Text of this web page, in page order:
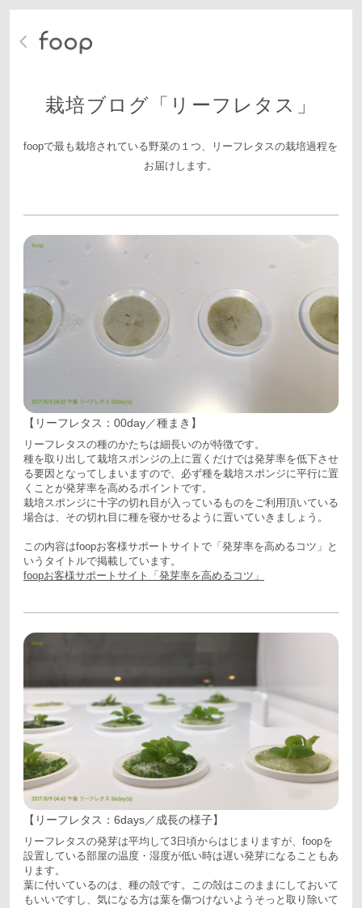
栽培ブログ「リーフレタス」
foopで最も栽培されている野菜の１つ、リーフレタスの栽培過程を
お届けします。
【リーフレタス：00day／種まき】
リーフレタスの種のかたちは細長いのが特徴です。
種を取り出して栽培スポンジの上に置くだけでは発芽率を低下させ
る要因となってしまいますので、必ず種を栽培スポンジに平行に置
くことが発芽率を高めるポイントです。
栽培スポンジに十字の切れ目が入っているものをご利用頂いている
場合は、その切れ目に種を寝かせるように置いていきましょう。
この内容はfoopお客様サポートサイトで「発芽率を高めるコツ」と
いうタイトルで掲載しています。
foopお客様サポートサイト「発芽率を高めるコツ」
【リーフレタス：6days／成長の様子】
リーフレタスの発芽は平均して3日頃からはじまりますが、foopを
設置している部屋の温度・湿度が低い時は遅い発芽になることもあ
ります。
葉に付いているのは、種の殻です。この殻はこのままにしておいて
もいいですし、気になる方は葉を傷つけないようそっと取り除いて